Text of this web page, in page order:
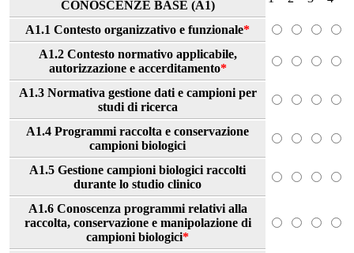
CONOSCENZE BASE (A1)
A1.1 Contesto organizzativo e funzionale*
A1.2 Contesto normativo applicabile,
autorizzazione e accerditamento*
A1.3 Normativa gestione dati e campioni per
studi di ricerca
A1.4 Programmi raccolta e conservazione
campioni biologici
A1.5 Gestione campioni biologici raccolti
durante lo studio clinico
A1.6 Conoscenza programmi relativi alla
raccolta, conservazione e manipolazione di
campioni biologici*